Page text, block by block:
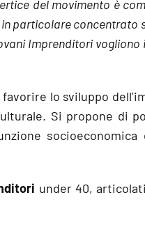
del movimento è
particolare concentrato
Imprenditori
favorire lo sviluppo
Si propone di
under 40,